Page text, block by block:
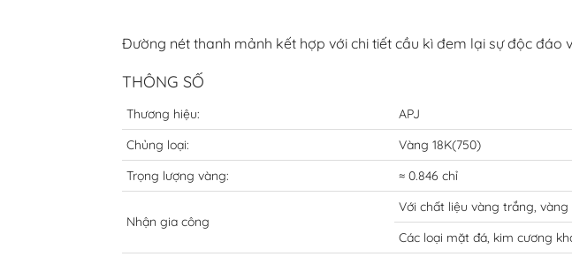
Đường nét thanh mảnh kết hợp với chi tiết cầu kì đem lại sự độc đáo
THÔNG SỐ
Thương hiệu:
APJ
Chủng loại:
Vàng 18K(750)
Trọng lượng vàng:
≈ 0.846 chỉ
Nhận gia công
Với chất liệu vàng trắng, vàng
Các loại mặt đá, kim cương